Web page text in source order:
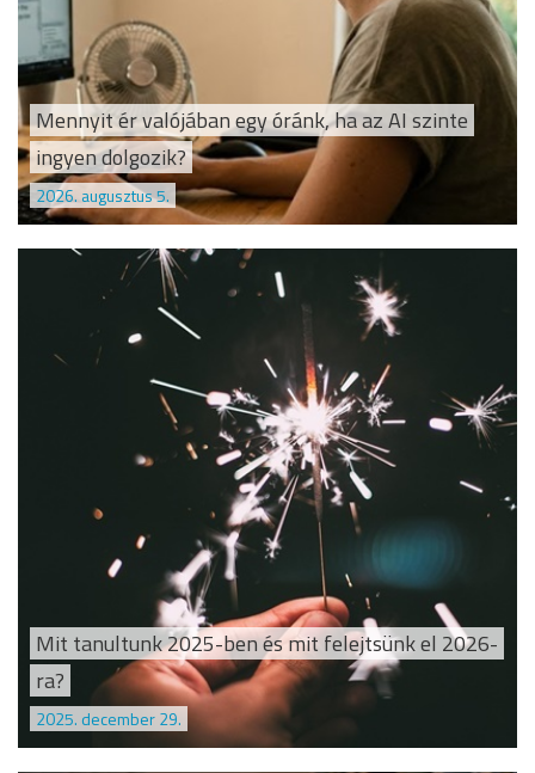
Mennyit ér valójában egy óránk, ha az AI szinte
ingyen dolgozik?
2026. augusztus 5.
Mit tanultunk 2025-ben és mit felejtsünk el 2026-
ra?
2025. december 29.